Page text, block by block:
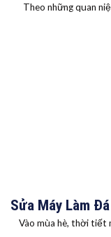
Theo những quan
Sửa Máy Làm
Vào mùa hè, thời tiết